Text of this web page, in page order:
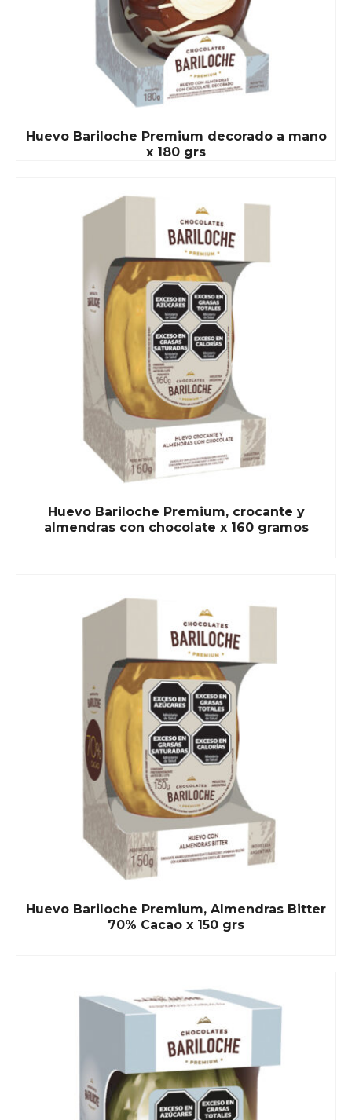
Huevo Bariloche Premium decorado a mano
x 180 grs
Huevo Bariloche Premium, crocante y
almendras con chocolate x 160 gramos
Huevo Bariloche Premium, Almendras Bitter
70% Cacao x 150 grs